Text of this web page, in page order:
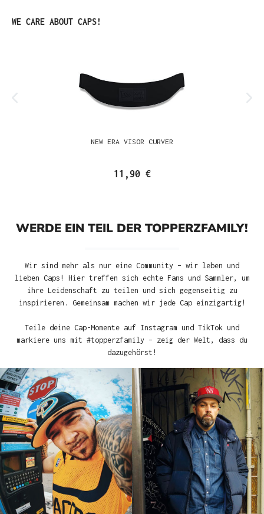
Produktgalerie überspringen
WE CARE ABOUT CAPS!
NEW ERA VISOR CURVER
11,90 €
WERDE EIN TEIL DER TOPPERZFAMILY!
Wir sind mehr als nur eine Community – wir leben und
lieben Caps! Hier treffen sich echte Fans und Sammler, um
ihre Leidenschaft zu teilen und sich gegenseitig zu
inspirieren. Gemeinsam machen wir jede Cap einzigartig!
Teile deine Cap-Momente auf Instagram und TikTok und
markiere uns mit #topperzfamily – zeig der Welt, dass du
dazugehörst!